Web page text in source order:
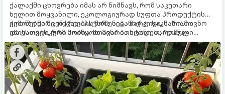
ქალაქში ცხოვრება იმას არ ნიშნავს, რომ საკუთარი
ხელით მოყვანილი, ეკოლოგიურად სუფთა პროდუქტის
გემოზე უარი თქვათ. პატარა აივანიც კი საკმარისია
იმისათვის, რომ მოიწყოთ მინი-ბოსტანი, საიდანაც
ყოველდღიურად ახალ, არომატულ მწვანილსა და
ბოსტნეულს მოკრეფთ.
ქოთნებში მცენარეების მოშენება მარტივი, სასიამოვნო
და ესთეტიკური ჰობია. მთავარია იცოდეთ, რომელი
კულტურები ეგუებიან ქოთნის პირობებს ყველაზე კარგად
და როგორ მოუაროთ მათ სწორად.